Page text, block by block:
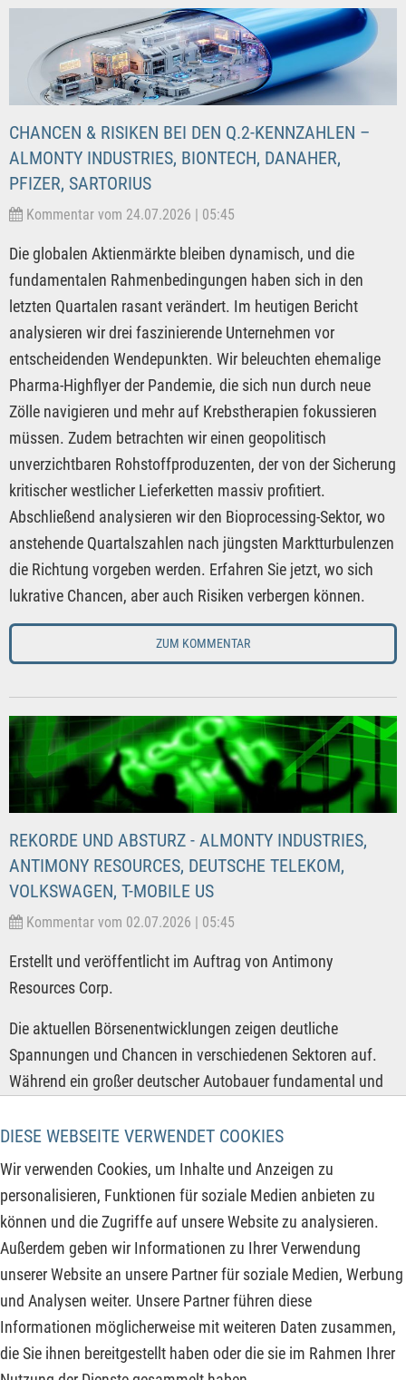
DIESE WEBSEITE VERWENDET COOKIES
Wir verwenden Cookies, um Inhalte und Anzeigen zu
personalisieren, Funktionen für soziale Medien anbieten zu
können und die Zugriffe auf unsere Website zu analysieren.
Außerdem geben wir Informationen zu Ihrer Verwendung
unserer Website an unsere Partner für soziale Medien, Werbung
und Analysen weiter. Unsere Partner führen diese
Informationen möglicherweise mit weiteren Daten zusammen,
die Sie ihnen bereitgestellt haben oder die sie im Rahmen Ihrer
CHANCEN & RISIKEN BEI DEN Q.2-KENNZAHLEN –
ALMONTY INDUSTRIES, BIONTECH, DANAHER,
PFIZER, SARTORIUS
Kommentar vom 24.07.2026 | 05:45
Die globalen Aktienmärkte bleiben dynamisch, und die
fundamentalen Rahmenbedingungen haben sich in den
letzten Quartalen rasant verändert. Im heutigen Bericht
analysieren wir drei faszinierende Unternehmen vor
entscheidenden Wendepunkten. Wir beleuchten ehemalige
Pharma-Highflyer der Pandemie, die sich nun durch neue
Zölle navigieren und mehr auf Krebstherapien fokussieren
müssen. Zudem betrachten wir einen geopolitisch
unverzichtbaren Rohstoffproduzenten, der von der Sicherung
kritischer westlicher Lieferketten massiv profitiert.
Abschließend analysieren wir den Bioprocessing-Sektor, wo
anstehende Quartalszahlen nach jüngsten Marktturbulenzen
die Richtung vorgeben werden. Erfahren Sie jetzt, wo sich
lukrative Chancen, aber auch Risiken verbergen können.
ZUM KOMMENTAR
REKORDE UND ABSTURZ - ALMONTY INDUSTRIES,
ANTIMONY RESOURCES, DEUTSCHE TELEKOM,
VOLKSWAGEN, T-MOBILE US
Kommentar vom 02.07.2026 | 05:45
Erstellt und veröffentlicht im Auftrag von Antimony
Resources Corp.
Die aktuellen Börsenentwicklungen zeigen deutliche
Spannungen und Chancen in verschiedenen Sektoren auf.
Während ein großer deutscher Autobauer fundamental und
Restrukturierungsmaßnahmen ergreifen muss, profitiert ein
Rohstoffexplorer von Rekordfunden und positioniert sich als
strategischer Lieferant in einer angespannten globalen
Versorgungslage. Gleichzeitig ringt ein führender
Telekommunikationskonzern trotz solider Fundamentaldaten
mit signifikanten Kursverlusten aufgrund von
Fusionsgerüchten. Mehr dazu lesen Sie hier: